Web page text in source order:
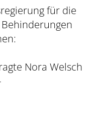
für die
Nora Welsch